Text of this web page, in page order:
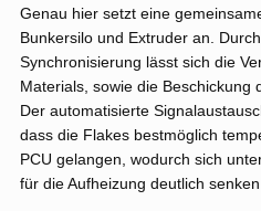
Genau hier setzt eine
Bunkersilo und Extruder an.
Synchronisierung lässt sich die
Materials, sowie die Beschickung
Der automatisierte
dass die Flakes bestmöglich
PCU gelangen, wodurch sich
für die Aufheizung deutlich senken